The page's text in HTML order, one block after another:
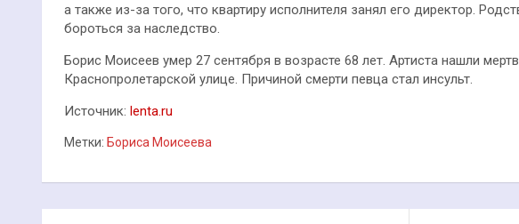
а также из-за того, что квартиру исполнителя занял его директор.
бороться за наследство.
Борис Моисеев умер 27 сентября в возрасте 68 лет. Артиста нашли
Краснопролетарской улице. Причиной смерти певца стал инсульт.
Источник: lenta.ru
Метки: Бориса Моисеева